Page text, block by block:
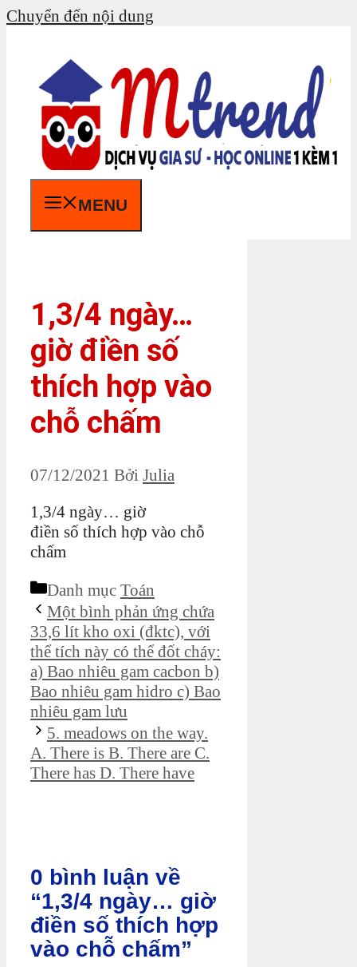
Chuyển đến nội dung
MENU
1,3/4 ngày…
giờ điền số
thích hợp vào
chỗ chấm
07/12/2021 Bởi Julia
1,3/4 ngày… giờ
điền số thích hợp vào chỗ
chấm
Danh mục Toán
Một bình phản ứng chứa
33,6 lít kho oxi (đktc), với
thể tích này có thể đốt cháy:
a) Bao nhiêu gam cacbon b)
Bao nhiêu gam hidro c) Bao
nhiêu gam lưu
5. meadows on the way.
A. There is B. There are C.
There has D. There have
0 bình luận về
“1,3/4 ngày… giờ
điền số thích hợp
vào chỗ chấm”